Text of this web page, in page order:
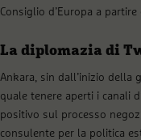
Consiglio d’Europa a
La diplomazia di
Ankara, sin dall’inizio della
quale tenere aperti i canali
positivo sul processo
consulente per la politica